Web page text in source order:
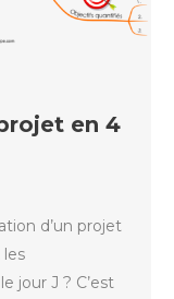
en 4
d’un projet
jour J ? C’est